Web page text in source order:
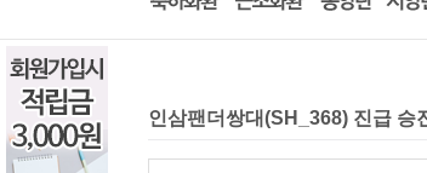
인삼팬더쌍대(SH_368) 진급 승